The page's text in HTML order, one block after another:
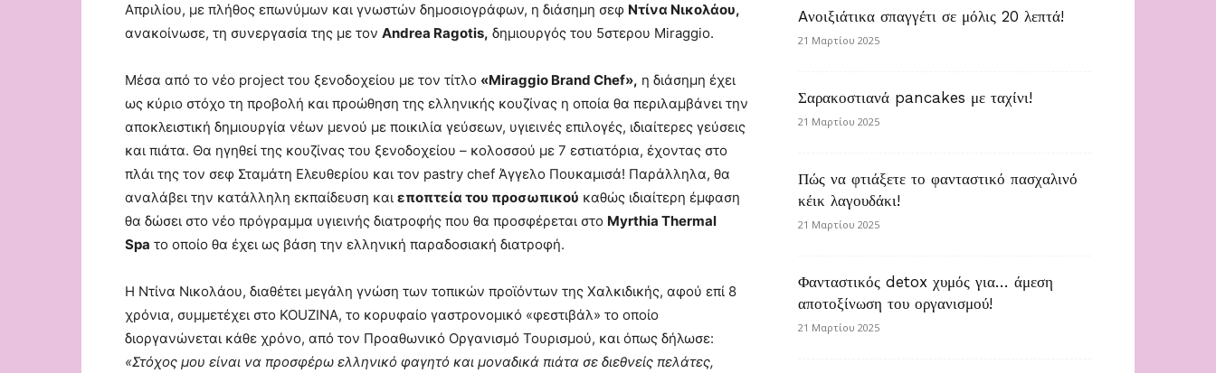
Απριλίου, με πλήθος επωνύμων και γνωστών δημοσιογράφων, η διάσημη σεφ Ντίνα Νικολάου,
ανακοίνωσε, τη συνεργασία της με τον Andrea Ragotis, δημιουργός του 5στερου Miraggio.
Μέσα από το νέο project του ξενοδοχείου με τον τίτλο «Miraggio Brand Chef», η διάσημη έχει
ως κύριο στόχο τη προβολή και προώθηση της ελληνικής κουζίνας η οποία θα περιλαμβάνει την
αποκλειστική δημιουργία νέων μενού με ποικιλία γεύσεων, υγιεινές επιλογές, ιδιαίτερες γεύσεις
και πιάτα. Θα ηγηθεί της κουζίνας του ξενοδοχείου – κολοσσού με 7 εστιατόρια, έχοντας στο
πλάι της τον σεφ Σταμάτη Ελευθερίου και τον pastry chef Άγγελο Πουκαμισά! Παράλληλα, θα
αναλάβει την κατάλληλη εκπαίδευση και εποπτεία του προσωπικού καθώς ιδιαίτερη έμφαση
θα δώσει στο νέο πρόγραμμα υγιεινής διατροφής που θα προσφέρεται στο Myrthia Thermal
Spa το οποίο θα έχει ως βάση την ελληνική παραδοσιακή διατροφή.
H Nτίνα Νικολάου, διαθέτει μεγάλη γνώση των τοπικών προϊόντων της Χαλκιδικής, αφού επί 8
χρόνια, συμμετέχει στο KOUZINA, το κορυφαίο γαστρονομικό «φεστιβάλ» το οποίο
διοργανώνεται κάθε χρόνο, από τον Προαθωνικό Οργανισμό Τουρισμού, και όπως δήλωσε:
«Στόχος μου είναι να προσφέρω ελληνικό φαγητό και μοναδικά πιάτα σε διεθνείς πελάτες,
Aνοιξιάτικα σπαγγέτι σε μόλις 20 λεπτά!
21 Μαρτίου 2025
Σαρακοστιανά pancakes με ταχίνι!
21 Μαρτίου 2025
Πώς να φτιάξετε το φανταστικό πασχαλινό
κέικ λαγουδάκι!
21 Μαρτίου 2025
Φανταστικός detox χυμός για… άμεση
αποτοξίνωση του οργανισμού!
21 Μαρτίου 2025